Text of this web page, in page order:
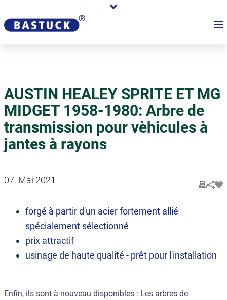
AUSTIN HEALEY SPRITE ET MG
MIDGET 1958-1980: Arbre de
transmission pour vèhicules à
jantes à rayons
07. Mai 2021
forgé à partir d'un acier fortement allié
spécialement sélectionné
prix attractif
usinage de haute qualité - prêt pour l'installation
Enfin, ils sont à nouveau disponibles : Les arbres de